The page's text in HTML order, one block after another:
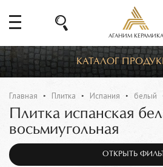
АГАНИМ КЕРАМИКА
КАТАЛОГ
Главная Плитка Испания белый
Плитка испанская
восьмиугольная
ОТКРЫТЬ